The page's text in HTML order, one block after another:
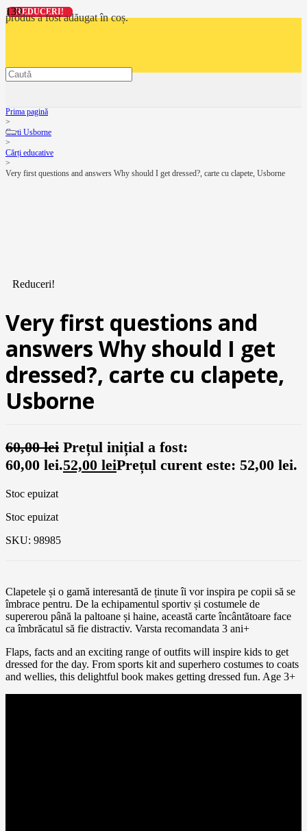
produsa fost adăugat în coș.
Prima pagină
>
Carti Usborne
>
Cărți educative
>
Very first questions and answers Why should I get dressed?, carte cu clapete, Usborne
Reduceri!
Very first questions and
answers Why should I get
dressed?, carte cu clapete,
Usborne
60,00lei Prețul inițial a fost:
60,00 lei.52,00 leiPrețul curent este: 52,00 lei.
Stoc epuizat
Stoc epuizat
SKU: 98985
Clapetele și o gamă interesantă de ținute îi vor inspira pe copii să se
îmbrace pentru. De la echipamentul sportiv și costumele de
supererou până la paltoane și haine, această carte încântătoare face
ca îmbrăcatul să fie distractiv. Varsta recomandata 3 ani+
Flaps, facts and an exciting range of outfits will inspire kids to get
dressed for the day. From sports kit and superhero costumes to coats
and wellies, this delightful book makes getting dressed fun. Age 3+
REDUCERI!
REDUCERI!
REDUCERI!
REDUCERI!